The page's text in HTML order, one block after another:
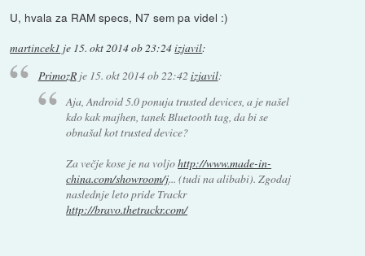
U, hvala za RAM specs, N7 sem pa videl :)
martincek1 je 15. okt 2014 ob 23:24izjavil:
PrimozRje 15. okt 2014 ob 22:42 izjavil:
Aja, Android 5.0 ponuja trusted devices, a je našel
kdo kak majhen, tanek Bluetooth tag, da bi se
obnašal kot trusted device?
Za večje kose je na voljohttp://www.made-in-
china.com/showroom/j... (tudi na alibabi). Zgodaj
naslednje leto pride Trackr
http://bravo.thetrackr.com/